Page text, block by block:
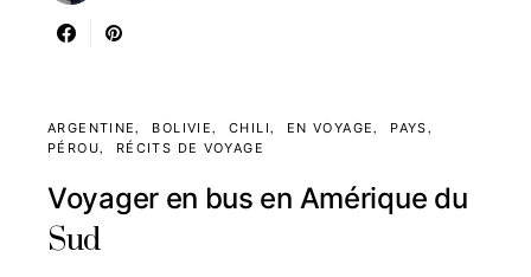
ARGENTINE BOLIVIE CHILI EN VOYAGE
PAYS
PÉROU
RÉCITS DE VOYAGE
Voyager en bus en Amérique du
Sud